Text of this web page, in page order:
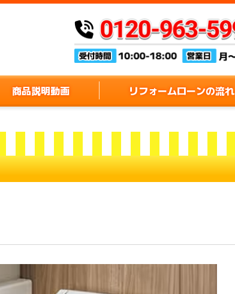
商品説明動画 リフォームローンの流れ